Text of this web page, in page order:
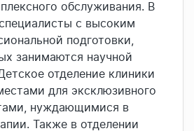
обслуживания. В
с высоким
подготовки,
занимаются научной
отделение клиники
для эксклюзивного
нуждающимися в
Также в отделении